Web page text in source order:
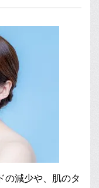
の減少や、肌のタ